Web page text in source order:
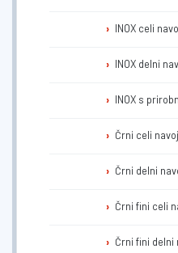
INOX celi
INOX delni
INOX s
Črni celi
Črni delni
Črni fini celi
Črni fini delni